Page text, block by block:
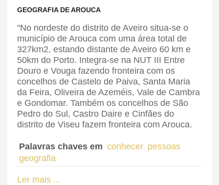
GEOGRAFIA DE AROUCA
"No nordeste do distrito de Aveiro situa-se o
município de Arouca com uma área total de
327km2, estando distante de Aveiro 60 km e
50km do Porto. Integra-se na NUT III Entre
Douro e Vouga fazendo fronteira com os
concelhos de Castelo de Paiva, Santa Maria
da Feira, Oliveira de Azeméis, Vale de Cambra
e Gondomar. Também os concelhos de São
Pedro do Sul, Castro Daire e Cinfães do
distrito de Viseu fazem fronteira com Arouca.
Palavras chaves em conhecer pessoas
geografia
Ler mais ...